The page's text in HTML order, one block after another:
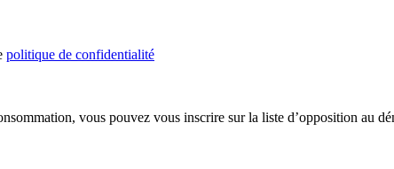
politique de confidentialité
vous pouvez vous inscrire sur la liste d’opposition au